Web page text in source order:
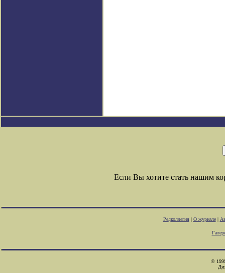
Если Вы хотите стать нашим
Редколлегия| О журнале|
©